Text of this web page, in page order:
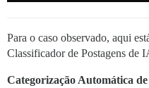
Para o caso observado, aqui
Classificador de Postagens de
Categorização Automática de